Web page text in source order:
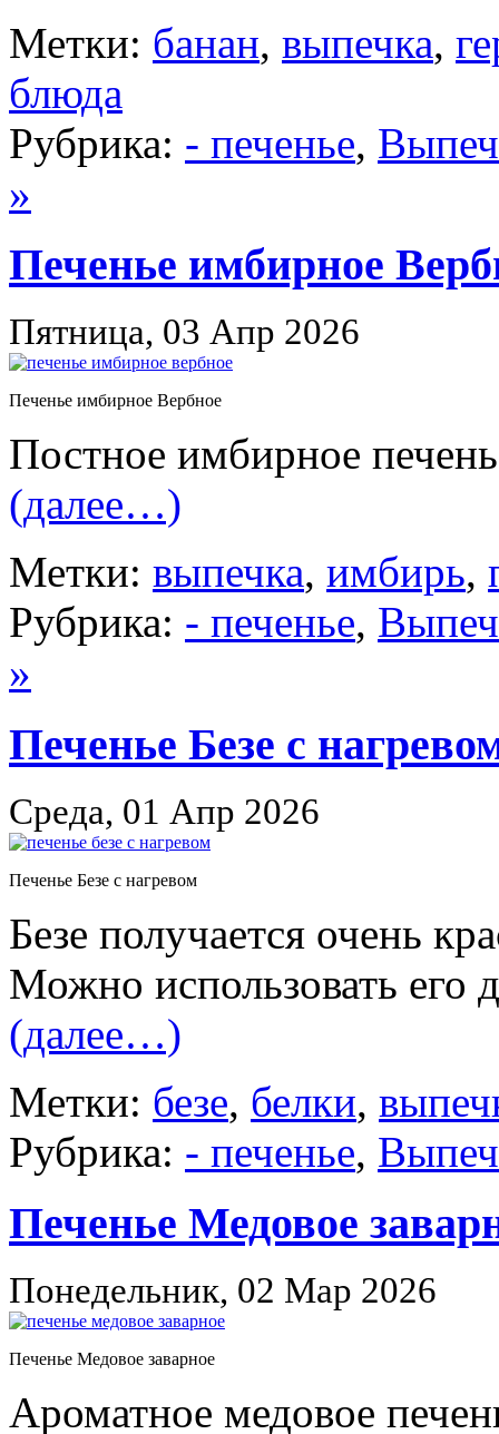
Метки: банан, выпечка,
блюда
Рубрика: - печенье,
»
Печенье имбирное
Пятница, 03 Апр 2026
Печенье имбирное Вербное
Постное имбирное
(далее…)
Метки: выпечка, имбирь,
Рубрика: - печенье,
»
Печенье Безе с
Среда, 01 Апр 2026
Печенье Безе с нагревом
Безе получается очень
Можно использовать его
(далее…)
Метки: безе, белки,
Рубрика: - печенье,
Печенье Медовое
Понедельник, 02 Мар 2026
Печенье Медовое заварное
Ароматное медовое